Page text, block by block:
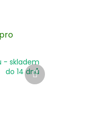
- skladem
do 14 dnůDalší
produkt